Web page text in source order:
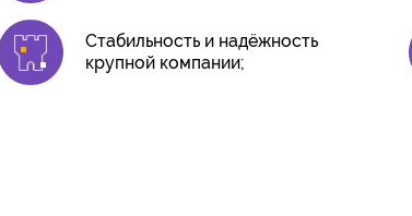
Стабильность и надёжность
крупной компании;